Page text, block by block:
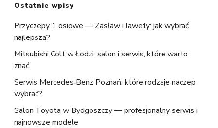
Ostatnie wpisy
Przyczepy 1 osiowe — Zasław i lawety: jak wybrać
najlepszą?
Mitsubishi Colt w Łodzi: salon i serwis, które warto
znać
Serwis Mercedes‑Benz Poznań: które rodzaje naczep
wybrać?
Salon Toyota w Bydgoszczy — profesjonalny serwis i
najnowsze modele